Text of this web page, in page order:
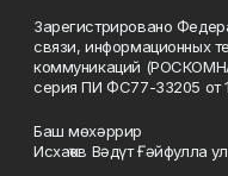
Зарегистрировано
связи, информационных
коммуникаций
серия ПИ ФС77-33205 от
Баш мөхәррир
Исхаҡов Вәдүт Ғәйфулла